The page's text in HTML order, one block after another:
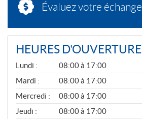
Évaluez votre échange
HEURES D'OUVERTURE
G
É
N
É
R
A
L
Lundi :
08:00 à 17:00
Mardi :
08:00 à 17:00
Mercredi :
08:00 à 17:00
Jeudi :
08:00 à 17:00